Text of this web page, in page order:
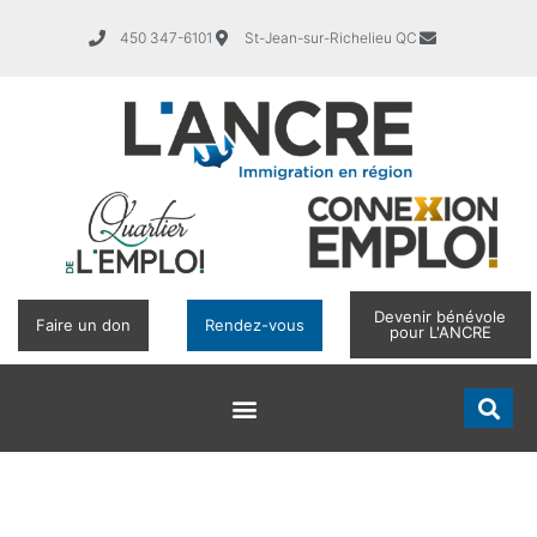
450 347-6101 St-Jean-sur-Richelieu QC
Faire un don Rendez-vous
Devenir bénévole
pour L'ANCRE